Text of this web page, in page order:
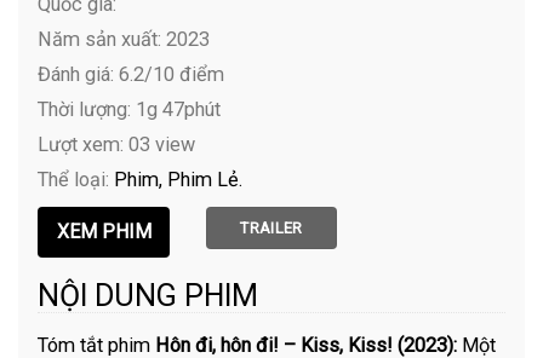
Năm sản xuất: 2023
Đánh giá: 6.2/10 điểm
Thời lượng: 1g 47phút
Lượt xem: 03 view
Thể loại: Phim Phim Lẻ
TRAILER
NỘI DUNG PHIM
Tóm tắt phim Hôn đi, hôn đi! – Kiss, Kiss! (2023): Một